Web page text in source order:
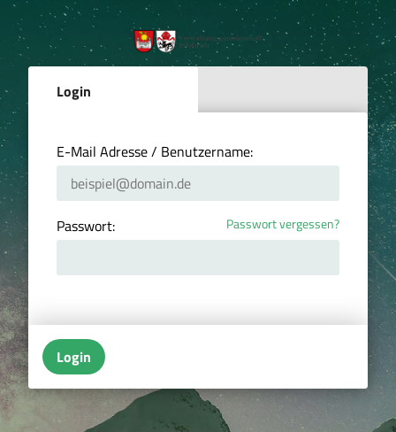
Login
E-Mail Adresse / Benutzername:
Passwort: Passwort vergessen?
Login